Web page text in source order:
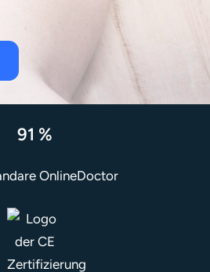
91 %
OnlineDoctor